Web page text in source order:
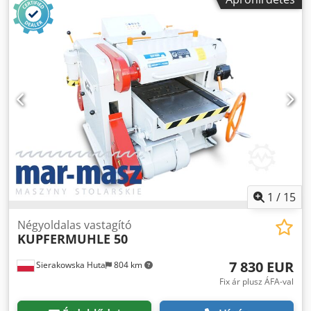
behúzó, hajtott bevezető tengely - leszorító tengely -
gyalulótengely - leszorító tengely - sima, kihajtó, hajtott,
fémből készült kivezető tengely - alul 2 db asztalba épített,
állítható csúszógörgő - motor kb. 5,5 kW - kézi asztalemelés
- 2 előtolási sebesség - elszívó csonk átmérője: 130 mm -
méretek (h/sz/m): 1300x1200x1200 mm - súly: 950 kg
ELŐNYÖK – német gyártmány – használt vastagsági
gyalugép, kiváló állapotban Nettó ár: 8.900 PLN Nettó ár:
2.119 EUR az aktuális 4,20 árfolyamtól függően (Az árak a
nagyobb árfolyam-ingadozásoktól változhatnak)
1 / 15
Sierakowska Huta 804 km
Négyoldalas vastagító
KUPFERMUHLE 50
7 830 EUR
Fix ár plusz ÁFA-val